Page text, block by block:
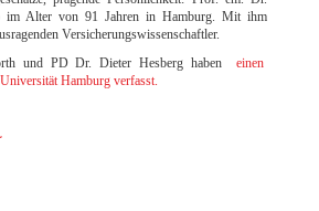
im Alter von 91 Jahren in Hamburg. Mit ihm
Versicherungswissenschaftler.
und PD Dr. Dieter Hesberg habeneinen
Hamburg verfasst.